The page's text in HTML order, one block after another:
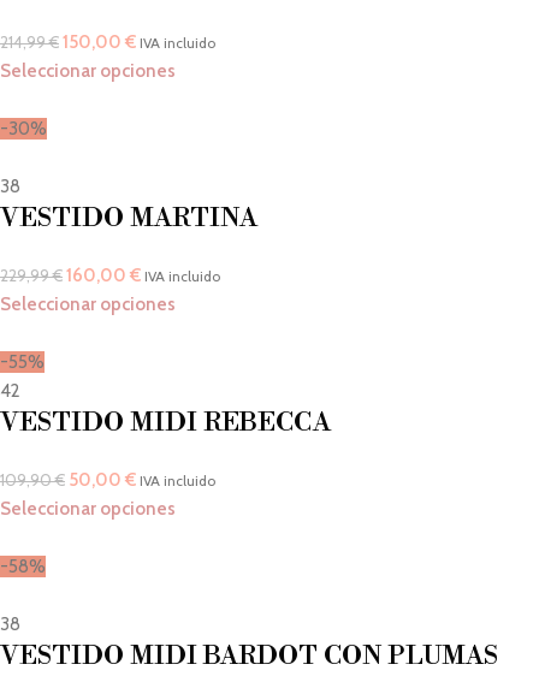
214,99€150,00 € IVA incluido
Seleccionar opciones
-30%
38
VESTIDO MARTINA
229,99€160,00 € IVA incluido
Seleccionar opciones
-55%
42
VESTIDO MIDI REBECCA
109,90€ 50,00 € IVA incluido
Seleccionar opciones
-58%
38
VESTIDO MIDI BARDOT CON PLUMAS